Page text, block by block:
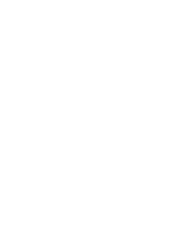
BTR-houders